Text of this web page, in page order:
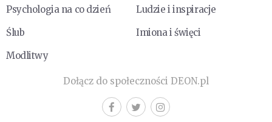
Psychologia na co dzień
Ludzie i inspiracje
Ślub
Imiona i święci
Modlitwy
Dołącz do społeczności DEON.pl